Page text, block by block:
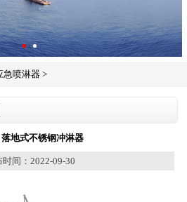
急喷淋器 >
地式不锈钢冲淋器
时间：2022-09-30